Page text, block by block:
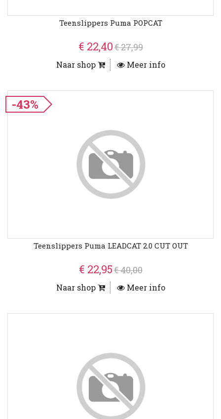
Teenslippers Puma POPCAT
€ 22,40€ 27,99
Naar shop Meer info
-43%
Teenslippers Puma LEADCAT 2.0 CUT OUT
€ 22,95€ 40,00
Naar shop Meer info